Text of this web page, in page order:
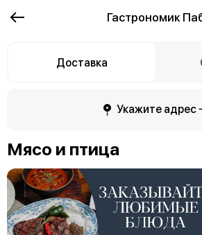
Гастрономик
Доставка
Укажите адрес
Мясо и птица